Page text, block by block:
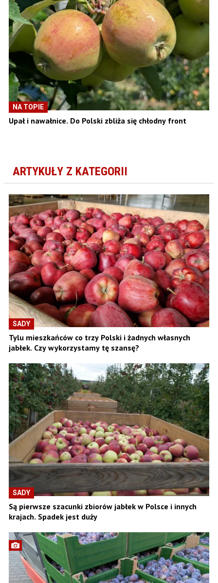
NA TOPIE
Upał i nawałnice. Do Polski zbliża się chłodny front
ARTYKUŁY Z KATEGORII
SADY
Tylu mieszkańców co trzy Polski i żadnych własnych
jabłek. Czy wykorzystamy tę szansę?
SADY
Są pierwsze szacunki zbiorów jabłek w Polsce i innych
krajach. Spadek jest duży